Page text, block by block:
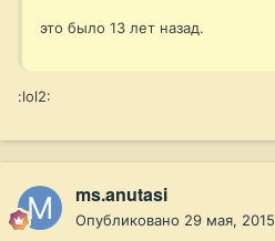
это было 13 лет назад.
:lol2:
ms.anutasi
Опубликовано 29 мая, 2015